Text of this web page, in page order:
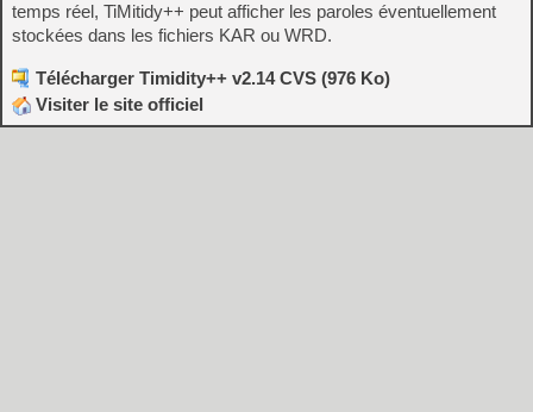
temps réel, TiMitidy++ peut afficher les paroles éventuellement
stockées dans les fichiers KAR ou WRD.
Télécharger Timidity++ v2.14 CVS (976 Ko)
Visiter le site officiel